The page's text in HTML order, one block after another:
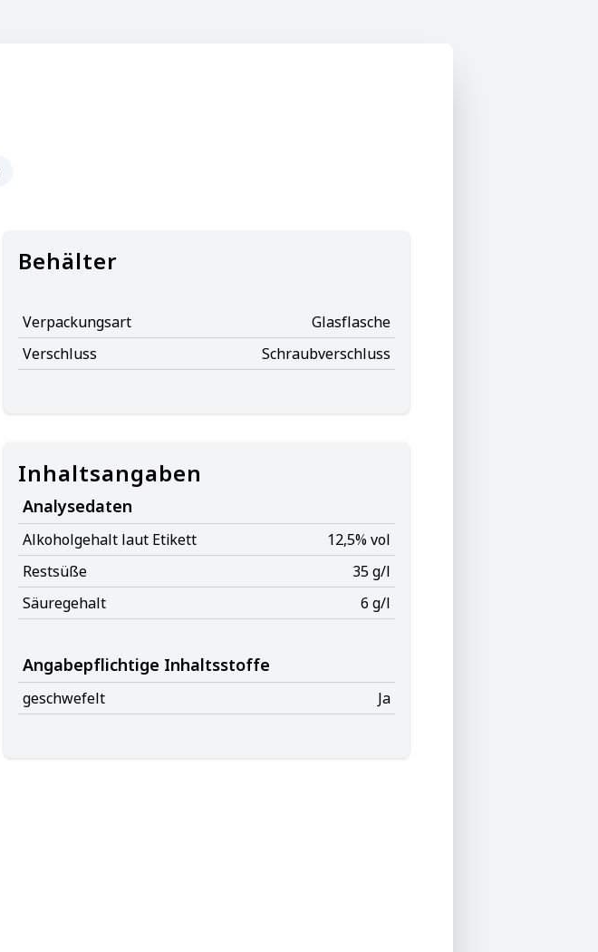
Behälter
Verpackungsart
Glasflasche
Verschluss
Schraubverschluss
Inhaltsangaben
Analysedaten
Alkoholgehalt laut Etikett
12,5% vol
Restsüße
35 g/l
Säuregehalt
6 g/l
Angabepflichtige Inhaltsstoffe
geschwefelt Ja